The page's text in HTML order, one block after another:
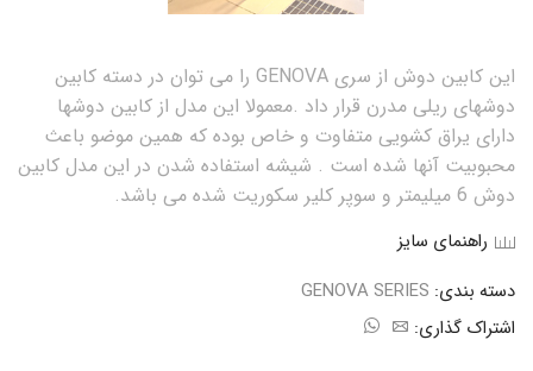
این کابین دوش از سری GENOVA را می توان در دسته کابین
دوشهای ریلی مدرن قرار داد .معمولا این مدل از کابین دوشها
دارای یراق کشویی متفاوت و خاص بوده که همین موضو باعث
محبوبیت آنها شده است . شیشه استفاده شدن در این مدل کابین
دوش 6 میلیمتر و سوپر کلیر سکوریت شده می باشد.
راهنمای سایز
دسته بندی: GENOVA SERIES
اشتراک گذاری: